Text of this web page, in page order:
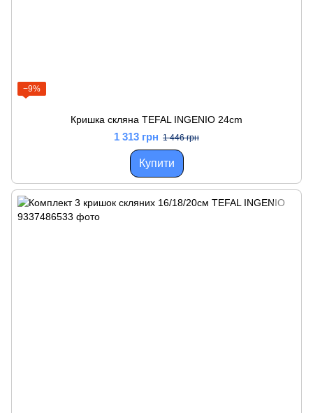
−9%
Кришка скляна TEFAL INGENIO 24cm
1 313 грн 1 446 грн
Купити